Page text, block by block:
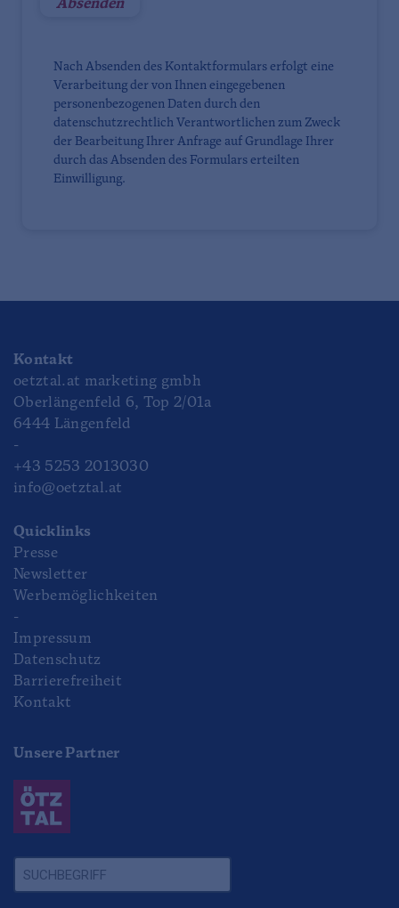
Nach Absenden des Kontaktformulars erfolgt eine
Verarbeitung der von Ihnen eingegebenen
personenbezogenen Daten durch den
datenschutzrechtlich Verantwortlichen zum Zweck
der Bearbeitung Ihrer Anfrage auf Grundlage Ihrer
durch das Absenden des Formulars erteilten
Einwilligung.
Kontakt
oetztal.at marketing gmbh
Oberlängenfeld 6, Top 2/01a
6444 Längenfeld
-
+43 5253 2013030
info@oetztal.at
Quicklinks
Presse
Newsletter
Werbemöglichkeiten
-
Impressum
Datenschutz
Barrierefreiheit
Kontakt
Unsere Partner